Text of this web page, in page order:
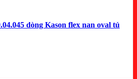
dòng Kason flex nan oval tủ